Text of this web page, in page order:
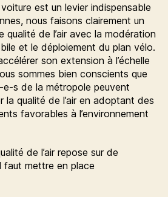
est un levier indispensable
nous faisons clairement un
qualité de l’air avec la modération
et le déploiement du plan vélo.
son extension à l’échelle
sommes bien conscients que
s de la métropole peuvent
la qualité de l’air en adoptant des
favorables à l’environnement
de l’air repose sur de
faut mettre en place